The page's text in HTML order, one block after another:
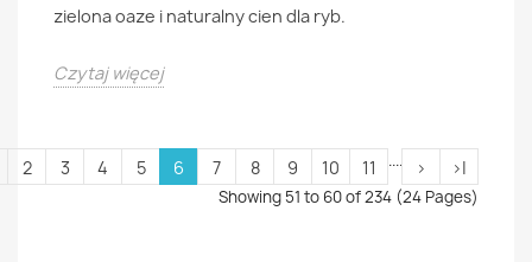
zielona oaze i naturalny cien dla ryb.
Czytaj więcej
2 3 4 5 6 7 8 9 10 11 .... > >|
Showing 51 to 60 of 234 (24 Pages)